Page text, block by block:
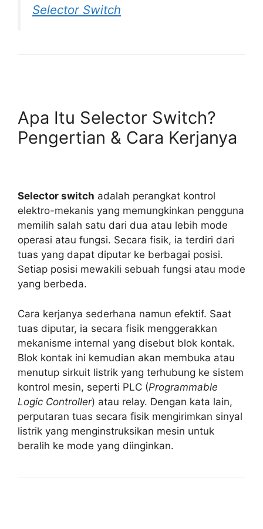
Selector Switch
Apa Itu Selector Switch?
Pengertian & Cara Kerjanya
Selector switch adalah perangkat kontrol
elektro-mekanis yang memungkinkan pengguna
memilih salah satu dari dua atau lebih mode
operasi atau fungsi. Secara fisik, ia terdiri dari
tuas yang dapat diputar ke berbagai posisi.
Setiap posisi mewakili sebuah fungsi atau mode
yang berbeda.
Cara kerjanya sederhana namun efektif. Saat
tuas diputar, ia secara fisik menggerakkan
mekanisme internal yang disebut blok kontak.
Blok kontak ini kemudian akan membuka atau
menutup sirkuit listrik yang terhubung ke sistem
kontrol mesin, seperti PLC (Programmable
Logic Controller) atau relay. Dengan kata lain,
perputaran tuas secara fisik mengirimkan sinyal
listrik yang menginstruksikan mesin untuk
beralih ke mode yang diinginkan.